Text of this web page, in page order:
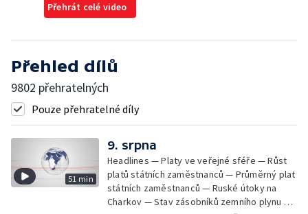
Přehrát celé video
Přehled dílů
9802 přehratelných
Pouze přehratelné díly
51 min
9. srpna
Headlines — Platy ve veřejné sféře — Růst
platů státních zaměstnanců — Průměrný plat
státních zaměstnanců — Ruské útoky na
Charkov — Stav zásobníků zemního plynu —